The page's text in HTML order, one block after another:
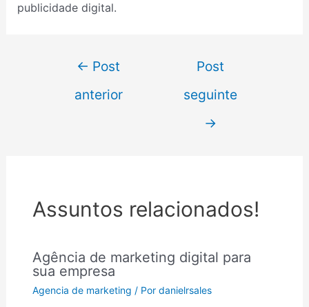
publicidade digital.
← Post
anterior
Post
seguinte
→
Assuntos relacionados!
Agência de marketing digital para
sua empresa
Agencia de marketing / Pordanielrsales